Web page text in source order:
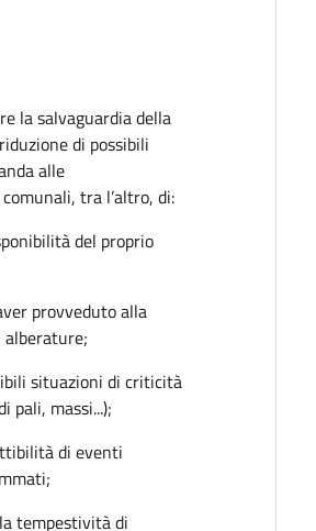
la salvaguardia della
di possibili
alle
tra l’altro, di:
del proprio
provveduto alla
situazioni di criticità
pali, massi...);
di eventi
tempestività di